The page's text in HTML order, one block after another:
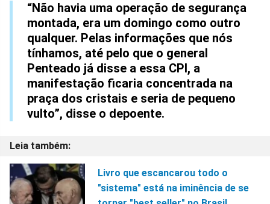
“Não havia uma operação de segurança
montada, era um domingo como outro
qualquer. Pelas informações que nós
tínhamos, até pelo que o general
Penteado já disse a essa CPI, a
manifestação ficaria concentrada na
praça dos cristais e seria de pequeno
vulto”, disse o depoente.
Livro que escancarou todo o
"sistema" está na iminência de se